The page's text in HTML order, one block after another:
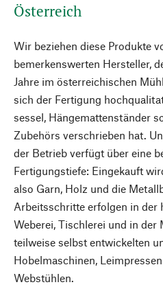
Österreich
Wir beziehen diese Produkte
bemerkenswerten Hersteller,
Jahre im österreichischen
sich der Fertigung
sessel, Hängemattenständer
Zubehörs verschrieben hat.
der Betrieb verfügt über eine
Fertigungstiefe: Eingekauft
also Garn, Holz und die
Arbeitsschritte erfolgen in der
Weberei, Tischlerei und in der
teilweise selbst entwickelten
Hobelmaschinen,
Webstühlen.